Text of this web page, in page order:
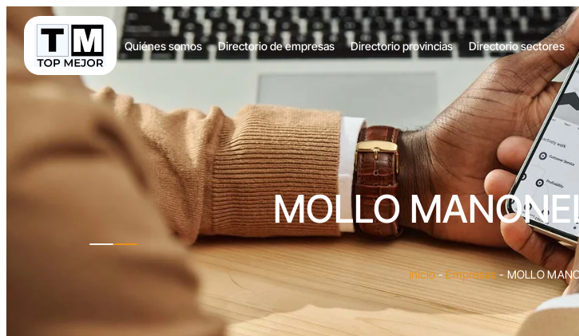
Quiénes somos Directorio de empresas Directorio provincias Directorio sectores
MOLLO
Inicio- Empresas -MOLLO